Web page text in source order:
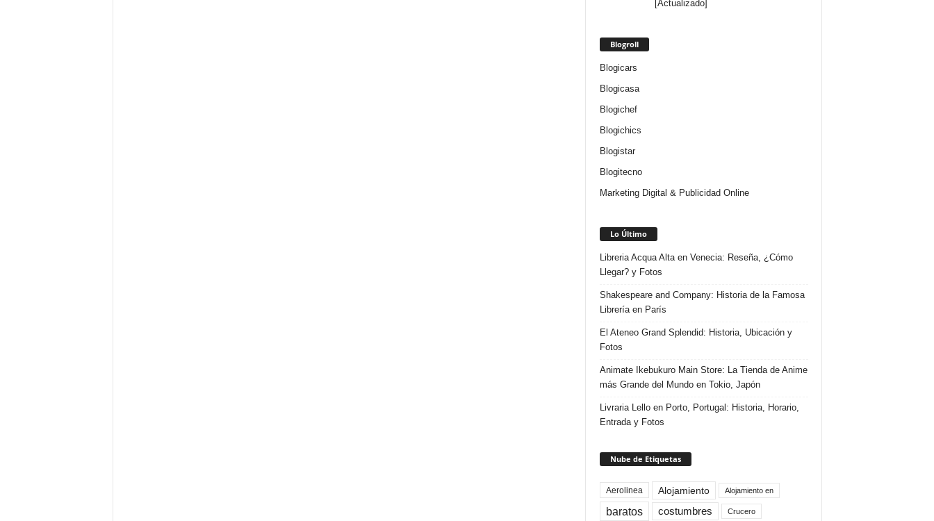
[Actualizado]
Blogroll
Blogicars
Blogicasa
Blogichef
Blogichics
Blogistar
Blogitecno
Marketing Digital & Publicidad Online
Lo Último
Libreria Acqua Alta en Venecia: Reseña, ¿Cómo
Llegar? y Fotos
Shakespeare and Company: Historia de la Famosa
Librería en París
El Ateneo Grand Splendid: Historia, Ubicación y
Fotos
Animate Ikebukuro Main Store: La Tienda de Anime
más Grande del Mundo en Tokio, Japón
Livraria Lello en Porto, Portugal: Historia, Horario,
Entrada y Fotos
Nube de Etiquetas
Aerolinea Alojamiento Alojamiento en
baratos costumbres Crucero